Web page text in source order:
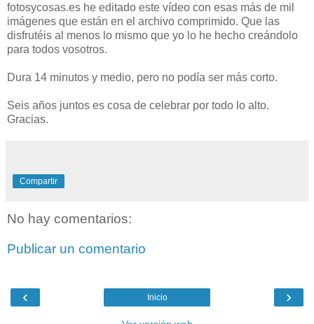
fotosycosas.es he editado este vídeo con esas más de mil
imágenes que están en el archivo comprimido. Que las
disfrutéis al menos lo mismo que yo lo he hecho creándolo
para todos vosotros.
Dura 14 minutos y medio, pero no podía ser más corto.
Seis años juntos es cosa de celebrar por todo lo alto.
Gracias.
Compartir
No hay comentarios:
Publicar un comentario
‹ ›
Inicio